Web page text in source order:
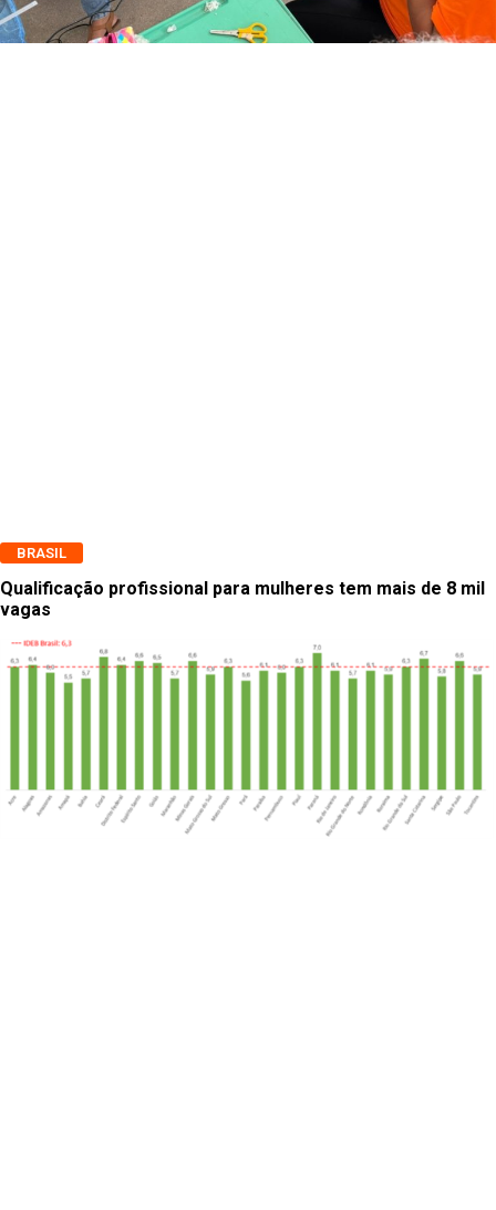
BRASIL
Qualificação profissional para mulheres tem mais de 8 mil
vagas